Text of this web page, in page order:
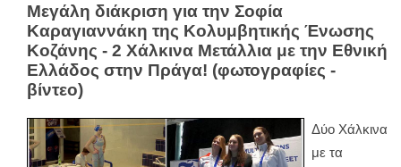
Μεγάλη διάκριση για την Σοφία
Καραγιαννάκη της Κολυμβητικής Ένωσης
Κοζάνης - 2 Χάλκινα Μετάλλια με την Εθνική
Ελλάδος στην Πράγα! (φωτογραφίες -
βίντεο)
Δύο Χάλκινα
με τα